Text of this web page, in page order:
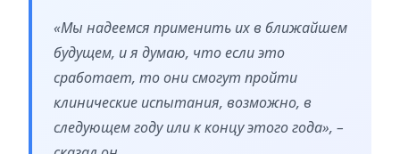
«Мы надеемся применить их в ближайшем
будущем, и я думаю, что если это
сработает, то они смогут пройти
клинические испытания, возможно, в
следующем году или к концу этого года», –